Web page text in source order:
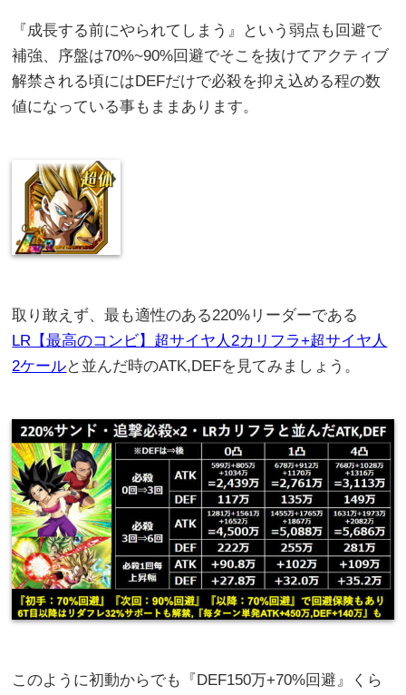
『成長する前にやられてしまう』という弱点も回避で
補強、序盤は70%~90%回避でそこを抜けてアクティブ
解禁される頃にはDEFだけで必殺を抑え込める程の数
値になっている事もままあります。
取り敢えず、最も適性のある220%リーダーである
LR【最高のコンビ】超サイヤ人2カリフラ+超サイヤ人
2ケールと並んだ時のATK,DEFを見てみましょう。
このように初動からでも『DEF150万+70%回避』くら